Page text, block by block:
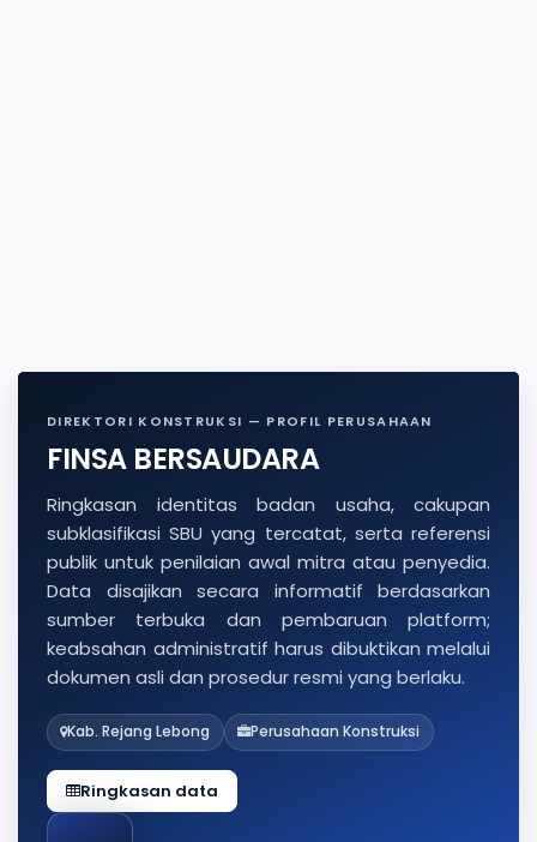
DIREKTORI KONSTRUKSI — PROFIL PERUSAHAAN
FINSA BERSAUDARA
Ringkasan identitas badan usaha, cakupan
subklasifikasi SBU yang tercatat, serta referensi
publik untuk penilaian awal mitra atau penyedia.
Data disajikan secara informatif berdasarkan
sumber terbuka dan pembaruan platform;
keabsahan administratif harus dibuktikan melalui
dokumen asli dan prosedur resmi yang berlaku.
Kab. Rejang Lebong Perusahaan Konstruksi
Ringkasan data